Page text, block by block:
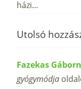
házi…
Utolsó
Fazekas
gyógymódja